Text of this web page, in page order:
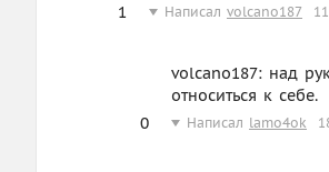
1
Написал volcano187
volcano187: над
относиться к себе.
0
Написал lamo4ok